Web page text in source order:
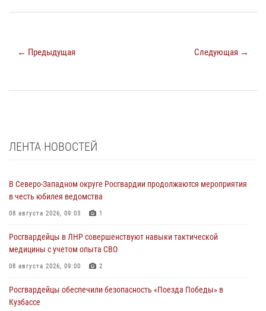
← Предыдущая Следующая →
ЛЕНТА НОВОСТЕЙ
В Северо-Западном округе Росгвардии продолжаются мероприятия
в честь юбилея ведомства
08 августа 2026, 09:03 1
Росгвардейцы в ЛНР совершенствуют навыки тактической
медицины с учетом опыта СВО
08 августа 2026, 09:00 2
Росгвардейцы обеспечили безопасность «Поезда Победы» в
Кузбассе